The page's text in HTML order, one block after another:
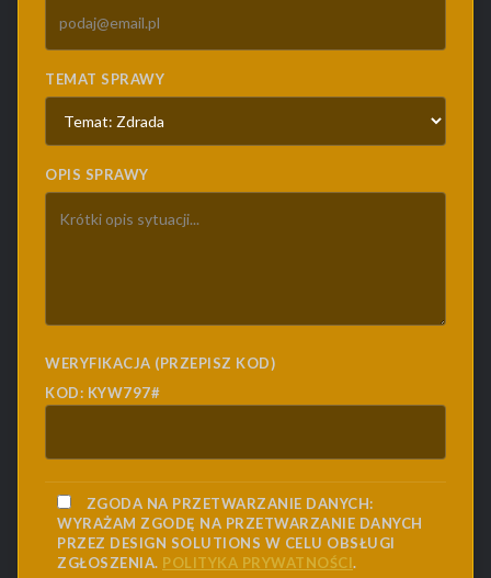
TEMAT SPRAWY
OPIS SPRAWY
WERYFIKACJA (PRZEPISZ KOD)
KOD: KYW797#
ZGODA NA PRZETWARZANIE DANYCH:
WYRAŻAM ZGODĘ NA PRZETWARZANIE DANYCH
PRZEZ DESIGN SOLUTIONS W CELU OBSŁUGI
ZGŁOSZENIA. POLITYKA PRYWATNOŚCI.